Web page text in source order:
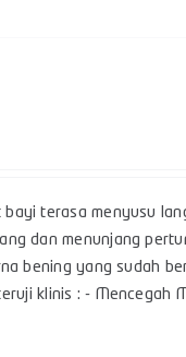
terasa menyusu
dan menunjang
bening yang sudah
klinis : - Mencegah